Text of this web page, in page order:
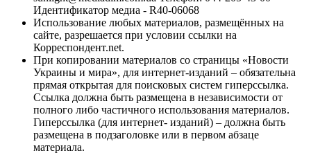
Идентификатор медиа - R40-06068
Использование любых материалов, размещённых на
сайте, разрешается при условии ссылки на
Корреспондент.net.
При копировании материалов со страницы «Новости
Украины и мира», для интернет-изданий – обязательна
прямая открытая для поисковых систем гиперссылка.
Ссылка должна быть размещена в независимости от
полного либо частичного использования материалов.
Гиперссылка (для интернет- изданий) – должна быть
размещена в подзаголовке или в первом абзаце
материала.